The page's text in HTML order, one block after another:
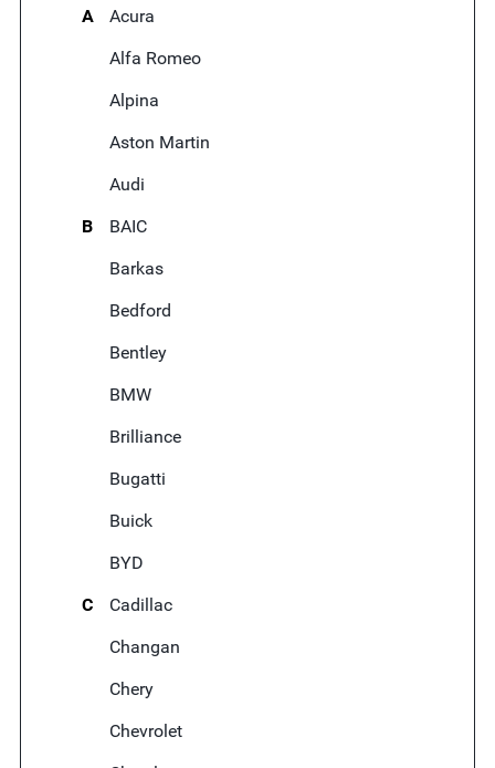
A
Acura
Alfa Romeo
Alpina
Aston Martin
Audi
B
BAIC
Barkas
Bedford
Bentley
BMW
Brilliance
Bugatti
Buick
BYD
C
Cadillac
Changan
Chery
Chevrolet